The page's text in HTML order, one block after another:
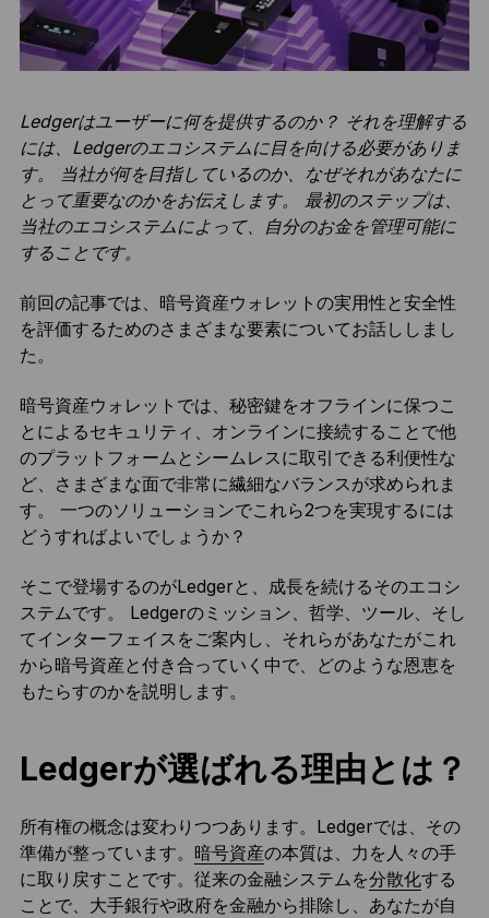
Ledgerはユーザーに何を提供するのか？ それを理解する
には、Ledgerのエコシステムに目を向ける必要がありま
す。 当社が何を目指しているのか、なぜそれがあなたに
とって重要なのかをお伝えします。 最初のステップは、
当社のエコシステムによって、自分のお金を管理可能に
することです。
前回の記事では、暗号資産ウォレットの実用性と安全性
を評価するためのさまざまな要素についてお話ししまし
た。
暗号資産ウォレットでは、秘密鍵をオフラインに保つこ
とによるセキュリティ、オンラインに接続することで他
のプラットフォームとシームレスに取引できる利便性な
ど、さまざまな面で非常に繊細なバランスが求められま
す。 一つのソリューションでこれら2つを実現するには
どうすればよいでしょうか？
そこで登場するのがLedgerと、成長を続けるそのエコシ
ステムです。 Ledgerのミッション、哲学、ツール、そし
てインターフェイスをご案内し、それらがあなたがこれ
から暗号資産と付き合っていく中で、どのような恩恵を
もたらすのかを説明します。
Ledgerが選ばれる理由とは？
所有権の概念は変わりつつあります。Ledgerでは、その
準備が整っています。 暗号資産の本質は、力を人々の手
に取り戻すことです。従来の金融システムを分散化する
ことで、大手銀行や政府を金融から排除し、あなたが自